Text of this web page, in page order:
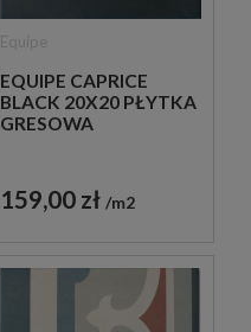
EQUIPE CAPRICE
BLACK 20X20 PŁYTKA
GRESOWA
159,00 zł m2